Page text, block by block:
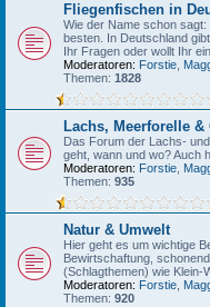
Fliegenfischen in
Wie der Name schon
besten. In Deutschland
Ihr Fragen oder wollt Ihr
Moderatoren: Forstie
Themen: 1828
Lachs, Meerforelle &
Das Forum der Lachs-
geht, wann und wo? Auch
Moderatoren: Forstie
Themen: 935
Natur & Umwelt
Hier geht es um wichtige
Bewirtschaftung,
(Schlagthemen) wie Klein-
Moderatoren: Forstie
Themen: 920